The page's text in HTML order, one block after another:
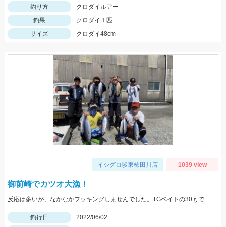
釣り方
クロダイルアー
釣果
クロダイ１匹
サイズ
クロダイ48cm
イシグロ駿東柿田川店 1039 view
御前崎でカツオ大漁！
反応は多いが、なかなかフッキングしませんでした。TGベイトの30ｇで釣れました！
釣行日
2022/06/02